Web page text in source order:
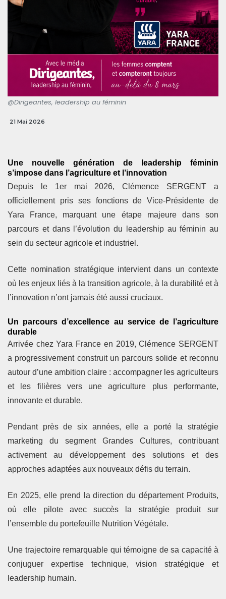
@Dirigeantes, leadership au féminin
21 Mai 2026
Une nouvelle génération de leadership féminin
s’impose dans l’agriculture et l’innovation
Depuis le 1er mai 2026, Clémence SERGENT a
officiellement pris ses fonctions de Vice-Présidente de
Yara France, marquant une étape majeure dans son
parcours et dans l’évolution du leadership au féminin au
sein du secteur agricole et industriel.
Cette nomination stratégique intervient dans un contexte
où les enjeux liés à la transition agricole, à la durabilité et à
l’innovation n’ont jamais été aussi cruciaux.
Un parcours d’excellence au service de l’agriculture
durable
Arrivée chez Yara France en 2019, Clémence SERGENT
a progressivement construit un parcours solide et reconnu
autour d’une ambition claire : accompagner les agriculteurs
et les filières vers une agriculture plus performante,
innovante et durable.
Pendant près de six années, elle a porté la stratégie
marketing du segment Grandes Cultures, contribuant
activement au développement des solutions et des
approches adaptées aux nouveaux défis du terrain.
En 2025, elle prend la direction du département Produits,
où elle pilote avec succès la stratégie produit sur
l’ensemble du portefeuille Nutrition Végétale.
Une trajectoire remarquable qui témoigne de sa capacité à
conjuguer expertise technique, vision stratégique et
leadership humain.